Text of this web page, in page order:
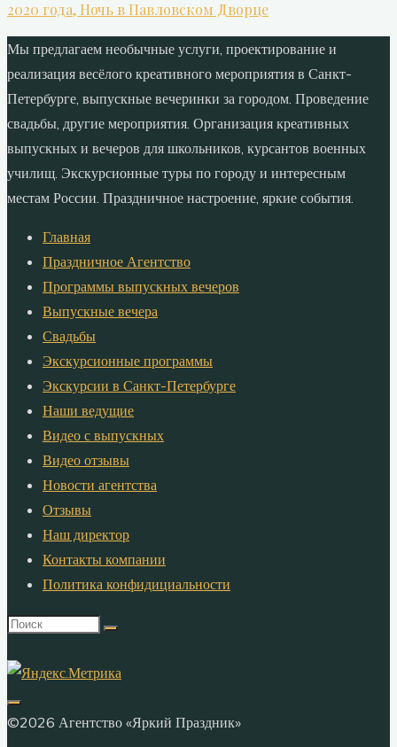
2020 года, Ночь в Павловском Дворце
Мы предлагаем необычные услуги, проектирование и
реализация весёлого креативного мероприятия в Санкт-
Петербурге, выпускные вечеринки за городом. Проведение
свадьбы, другие мероприятия. Организация креативных
выпускных и вечеров для школьников, курсантов военных
училищ. Экскурсионные туры по городу и интересным
местам России. Праздничное настроение, яркие события.
Главная
Праздничное Агентство
Программы выпускных вечеров
Выпускные вечера
Свадьбы
Экскурсионные программы
Экскурсии в Санкт-Петербурге
Наши ведущие
Видео с выпускных
Видео отзывы
Новости агентства
Отзывы
Наш директор
Контакты компании
Политика конфидициальности
Что
©2026 Агентство «Яркий Праздник»